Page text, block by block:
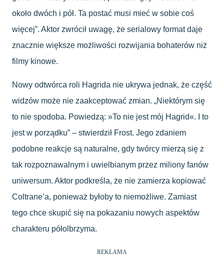
około dwóch i pół. Ta postać musi mieć w sobie coś
więcej”. Aktor zwrócił uwagę, że serialowy format daje
znacznie większe możliwości rozwijania bohaterów niż
filmy kinowe.
Nowy odtwórca roli Hagrida nie ukrywa jednak, że część
widzów może nie zaakceptować zmian. „Niektórym się
to nie spodoba. Powiedzą: »To nie jest mój Hagrid«. I to
jest w porządku” – stwierdził Frost. Jego zdaniem
podobne reakcje są naturalne, gdy twórcy mierzą się z
tak rozpoznawalnym i uwielbianym przez miliony fanów
uniwersum. Aktor podkreśla, że nie zamierza kopiować
Coltrane’a, ponieważ byłoby to niemożliwe. Zamiast
tego chce skupić się na pokazaniu nowych aspektów
charakteru półolbrzyma.
REKLAMA